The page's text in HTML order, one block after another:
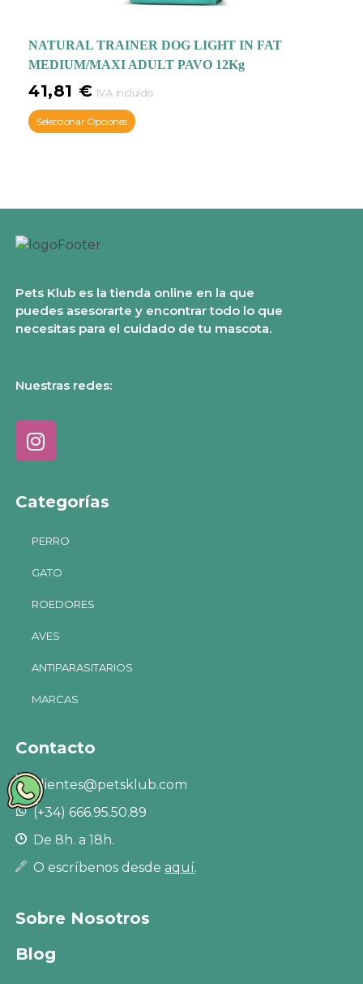
NATURAL TRAINER DOG LIGHT IN FAT
MEDIUM/MAXI ADULT PAVO 12Kg
41,81 € IVA incluido
Seleccionar Opciones
Pets Klub es la tienda online en la que
puedes asesorarte y encontrar todo lo que
necesitas para el cuidado de tu mascota.
Nuestras redes:
Categorías
PERRO
GATO
ROEDORES
AVES
ANTIPARASITARIOS
MARCAS
Contacto
clientes@petsklub.com
(+34) 666.95.50.89
De 8h. a 18h.
O escríbenos desdeaquí.
Sobre Nosotros
Blog